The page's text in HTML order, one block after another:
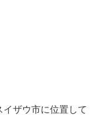
イザウ市に位置して